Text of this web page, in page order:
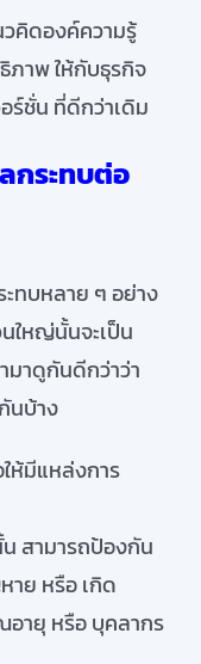
คิดองค์ความรู้
ภาพ ให้กับธุรกิจ
ร์ชั่น ที่ดีกว่าเดิม
กระทบต่อ
ทบหลาย ๆ อย่าง
ใหญ่นั้นจะเป็น
มาดูกันดีกว่าว่า
นบ้าง
ห้มีแหล่งการ
สามารถป้องกัน
าย หรือ เกิด
ายุ หรือ บุคลากร